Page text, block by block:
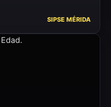
SIPSE MÉRIDA